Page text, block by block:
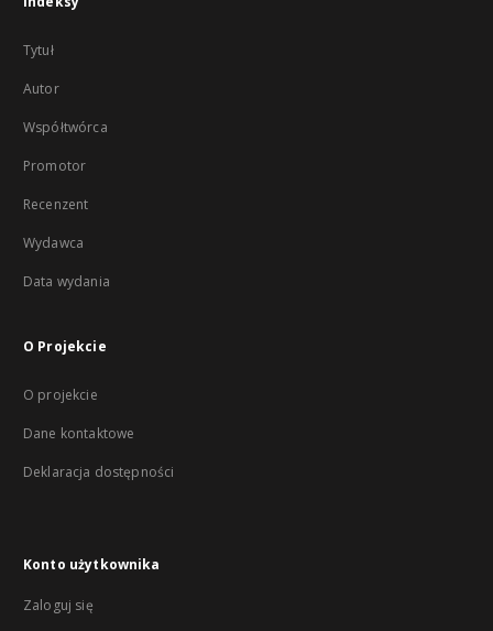
Tytuł
Autor
Współtwórca
Promotor
Recenzent
Wydawca
Data wydania
O Projekcie
O projekcie
Dane kontaktowe
Deklaracja dostępności
Konto użytkownika
Zaloguj się